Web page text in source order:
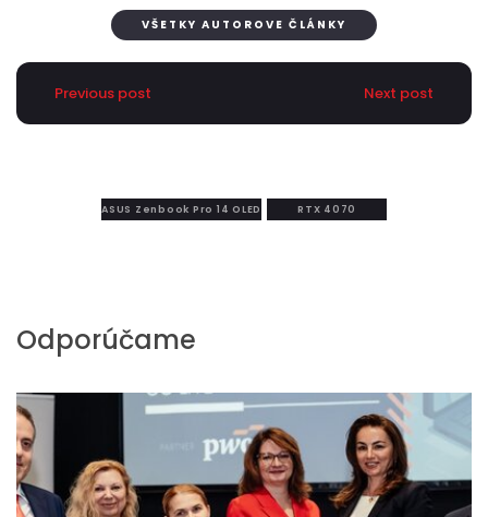
VŠETKY AUTOROVE ČLÁNKY
Previous post Next post
ASUS Zenbook Pro 14 OLED RTX 4070
Odporúčame